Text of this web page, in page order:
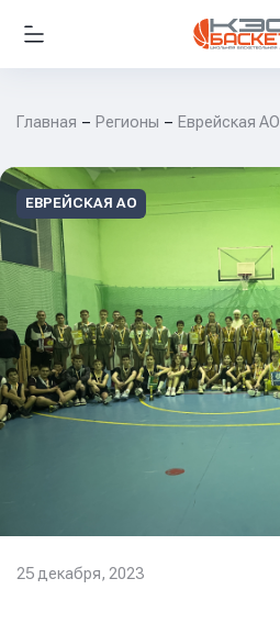
Главная Регионы Еврейская АО
ЕВРЕЙСКАЯ АО
25 декабря, 2023